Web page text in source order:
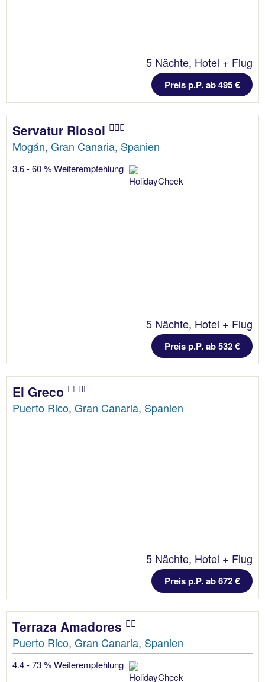
5 Nächte, Hotel + Flug
Preis p.P. ab 495 €
Servatur Riosol
Mogán, Gran Canaria, Spanien
3.6 - 60 % Weiterempfehlung
5 Nächte, Hotel + Flug
Preis p.P. ab 532 €
El Greco
Puerto Rico, Gran Canaria, Spanien
5 Nächte, Hotel + Flug
Preis p.P. ab 672 €
Terraza Amadores
Puerto Rico, Gran Canaria, Spanien
4.4 - 73 % Weiterempfehlung